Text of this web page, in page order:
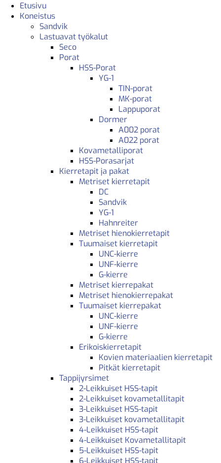
Etusivu
Koneistus
Sandvik
Lastuavat työkalut
Seco
Porat
HSS-Porat
YG-1
TIN-porat
MK-porat
Lappuporat
Dormer
A002 porat
A022 porat
Kovametalliporat
HSS-Porasarjat
Kierretapit ja pakat
Metriset kierretapit
DC
Sandvik
YG-1
Hahnreiter
Metriset hienokierretapit
Tuumaiset kierretapit
UNC-kierre
UNF-kierre
G-kierre
Metriset kierrepakat
Metriset hienokierrepakat
Tuumaiset kierrepakat
UNC-kierre
UNF-kierre
G-kierre
Erikoiskierretapit
Kovien materiaalien kierretapit
Pitkät kierretapit
Tappijyrsimet
2-Leikkuiset HSS-tapit
2-Leikkuiset kovametallitapit
3-Leikkuiset HSS-tapit
3-Leikkuiset kovametallitapit
4-Leikkuiset HSS-tapit
4-Leikkuiset Kovametallitapit
5-Leikkuiset HSS-tapit